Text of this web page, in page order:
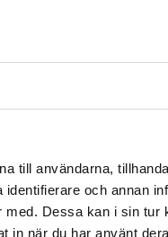
till användarna,
och annan
Dessa kan i sin tur
in när du har använt
on
5,71 €